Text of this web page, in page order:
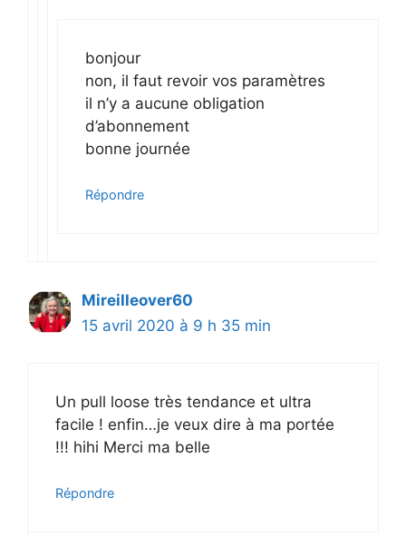
bonjour
non, il faut revoir vos paramètres
il n’y a aucune obligation
d’abonnement
bonne journée
Répondre
Mireilleover60
15 avril 2020 à 9 h 35 min
Un pull loose très tendance et ultra
facile ! enfin…je veux dire à ma portée
!!! hihi Merci ma belle
Répondre